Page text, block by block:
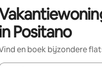
Positano
en boek bijzondere